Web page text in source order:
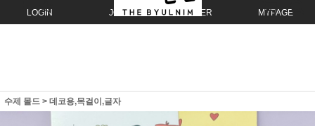
LOGIN JOIN ORDER MYPAGE
수제 몰드 > 데코용,목걸이,글자